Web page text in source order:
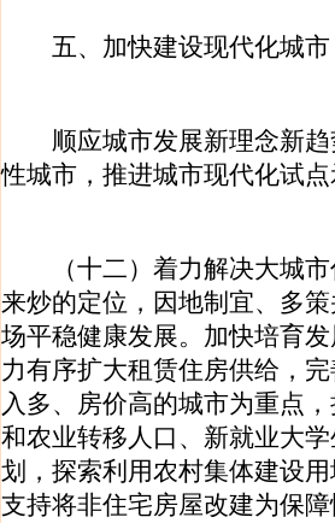
五、加快建设现代化城市
顺应城市发展新理念新趋
性城市，推进城市现代化试
（十二）着力解决大城市
来炒的定位，因地制宜、多
场平稳健康发展。加快培育
力有序扩大租赁住房供给，
入多、房价高的城市为重点
和农业转移人口、新就业大
划，探索利用农村集体建设
支持将非住宅房屋改建为保